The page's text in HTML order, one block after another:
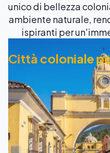
unico di bellezza
ambiente naturale,
ispiranti per
Città coloniale